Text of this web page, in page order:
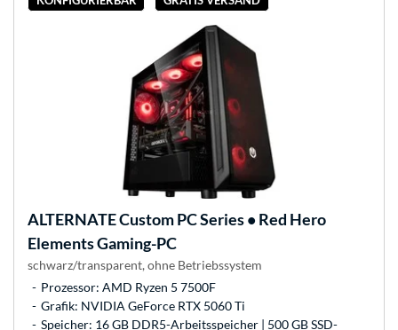
ALTERNATECustom PC Series • Red Hero
Elements Gaming-PC
schwarz/transparent, ohne Betriebssystem
Prozessor: AMD Ryzen 5 7500F
Grafik: NVIDIA GeForce RTX 5060 Ti
Speicher: 16 GB DDR5-Arbeitsspeicher | 500 GB SSD-